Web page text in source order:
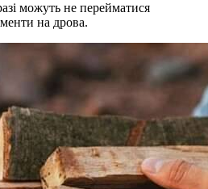
можуть не перейматися
на дрова.